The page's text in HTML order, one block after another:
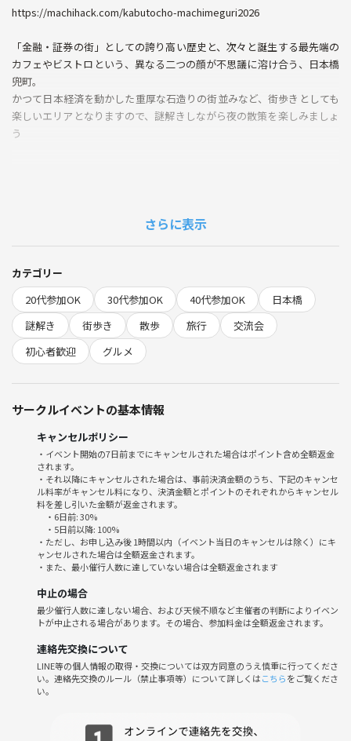
https://machihack.com/kabutocho-machimeguri2026
「金融・証券の街」としての誇り高い歴史と、次々と誕生する最先端の
カフェやビストロという、異なる二つの顔が不思議に溶け合う、日本橋
兜町。
かつて日本経済を動かした重厚な石造りの街並みなど、街歩きとしても
楽しいエリアとなりますので、謎解きしながら夜の散策を楽しみましょ
う
なお、日本橋兜町と錦糸町PARCOのうち、今回チャレンジできなかった
方と、錦糸町PARCOの「夏祭り キミと辿った七つの灯り 過去編」（有
料版）は、日を改めて開催予定です！
＊ グループでチャレンジしますので、初級者の方もぜひご参加くださ
＊ [謎ゲート スタンプラリー] 対象コースであり、3回参加すると次回1
＜注意事項＞
・今回は、雨天時は錦糸町PARCO（屋内）の謎解き企画としますので、
よほどでない限り天気による中止の予定はありません。
・協力しあって謎解きを行う企画になります。
よって「他の人と協力することができない方」「自分一人で全て解き
たい（周囲からのヒントいらない）方」は企画の趣旨と合いませんの
________________________________________________
＜対象年齢＞
・メインは35〜45歳、そこから拡げて 30代・40代が対象です。
・20代前半・50代以上の方の「新規参加」は、申し訳ありませんが現在
さらに表示
カテゴリー
20代参加OK
30代参加OK 40代参加OK
日本橋
謎解き
街歩き 散歩 旅行
交流会
初心者歓迎
グルメ
サークルイベントの基本情報
キャンセルポリシー
・イベント開始の7日前までにキャンセルされた場合はポイント含め全額返金
されます。
・それ以降にキャンセルされた場合は、事前決済金額のうち、下記のキャンセ
ル料率がキャンセル料になり、決済金額とポイントのそれぞれからキャンセル
料を差し引いた金額が返金されます。
・6日前: 30%
・5日前以降: 100%
・ただし、お申し込み後 1時間以内（イベント当日のキャンセルは除く）にキ
ャンセルされた場合は全額返金されます。
・また、最小催行人数に達していない場合は全額返金されます
中止の場合
最少催行人数に達しない場合、および天候不順など主催者の判断によりイベン
トが中止される場合があります。その場合、参加料金は全額返金されます。
連絡先交換について
LINE等の個人情報の取得・交換については双方同意のうえ慎重に行ってくださ
い。連絡先交換のルール（禁止事項等）について詳しくはこちらをご覧くださ
い。